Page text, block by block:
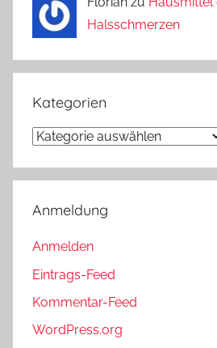
Halsschmerzen
Kategorien
Kategorien
Anmeldung
Anmelden
Eintrags-Feed
Kommentar-Feed
WordPress.org